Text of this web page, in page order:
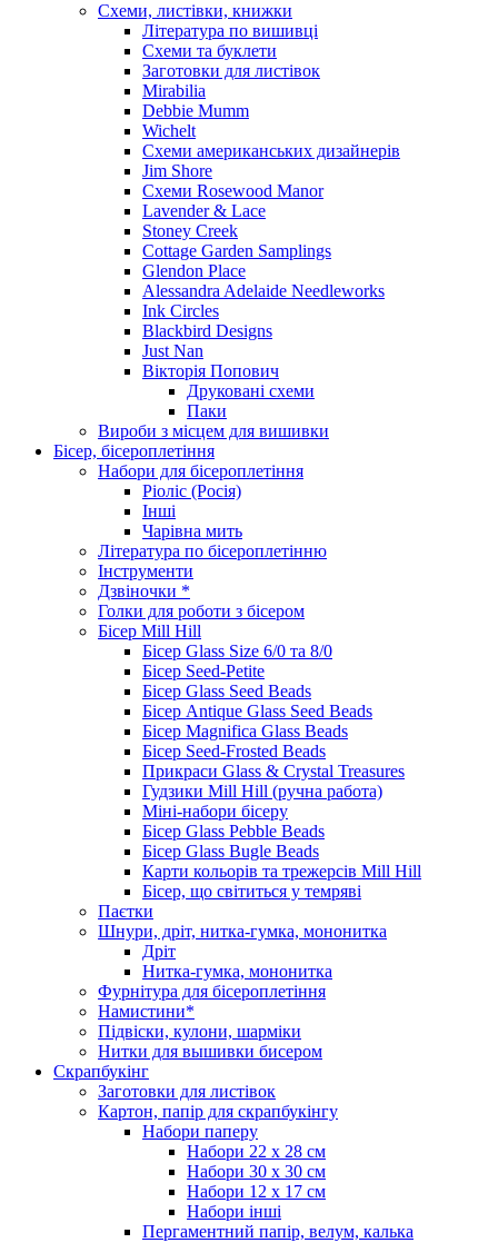
Схеми, листівки, книжки
Література по вишивці
Схеми та буклети
Заготовки для листівок
Mirabilia
Debbie Mumm
Wichelt
Схеми американських дизайнерів
Jim Shore
Cхеми Rosewood Manor
Lavender & Lace
Stoney Creek
Cottage Garden Samplings
Glendon Place
Alessandra Adelaide Needleworks
Ink Circles
Blackbird Designs
Just Nan
Вікторія Попович
Друковані схеми
Паки
Вироби з місцем для вишивки
Бісер, бісероплетіння
Набори для бісероплетіння
Ріоліс (Росія)
Інші
Чарівна мить
Література по бісероплетінню
Інструменти
Дзвіночки *
Голки для роботи з бісером
Бісер Mill Hill
Бісер Glass Size 6/0 та 8/0
Бісер Seed-Petite
Бісер Glass Seed Beads
Бісер Antique Glass Seed Beads
Бісер Magnifica Glass Beads
Бісер Seed-Frosted Beads
Прикраси Glass & Crystal Treasures
Гудзики Mill Hill (ручна работа)
Міні-набори бісеру
Бісер Glass Pebble Beads
Бісер Glass Bugle Beads
Карти кольорів та трежерсів Mill Hill
Бісер, що світиться у темряві
Паєтки
Шнури, дріт, нитка-гумка, мононитка
Дріт
Нитка-гумка, мононитка
Фурнітура для бісероплетіння
Намистини*
Підвіски, кулони, шарміки
Нитки для вышивки бисером
Скрапбукінг
Заготовки для листівок
Картон, папір для скрапбукінгу
Набори паперу
Набори 22 х 28 см
Набори 30 х 30 см
Набори 12 х 17 см
Набори інші
Пергаментний папір, велум, калька